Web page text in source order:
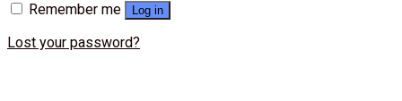
Remember me
Log in
Lost your password?